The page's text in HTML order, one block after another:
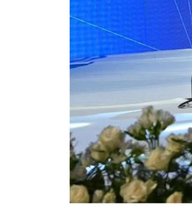
قبول الطلاب الوافديين
منح درجة الدكتوراة
الرسائل بالمكتبة المركزية
البعثات والمهمات العلمية
قواعد كتابة الرسائل العلمية
التجارب و البحوث الزراعية
خدمة المجتمع وتنمية البيئة
البيئة و خدمة المجتمع
المجتمع وتنمية البيئة
الخطة السنوية للقطاع
وحدة الأزمات والكوارث